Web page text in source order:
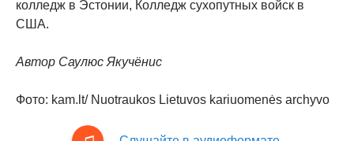
колледж в Эстонии, Колледж сухопутных войск в
США.
Автор Саулюс Якучёнис
Фото: kam.lt/ Nuotraukos Lietuvos kariuomenės archyvo